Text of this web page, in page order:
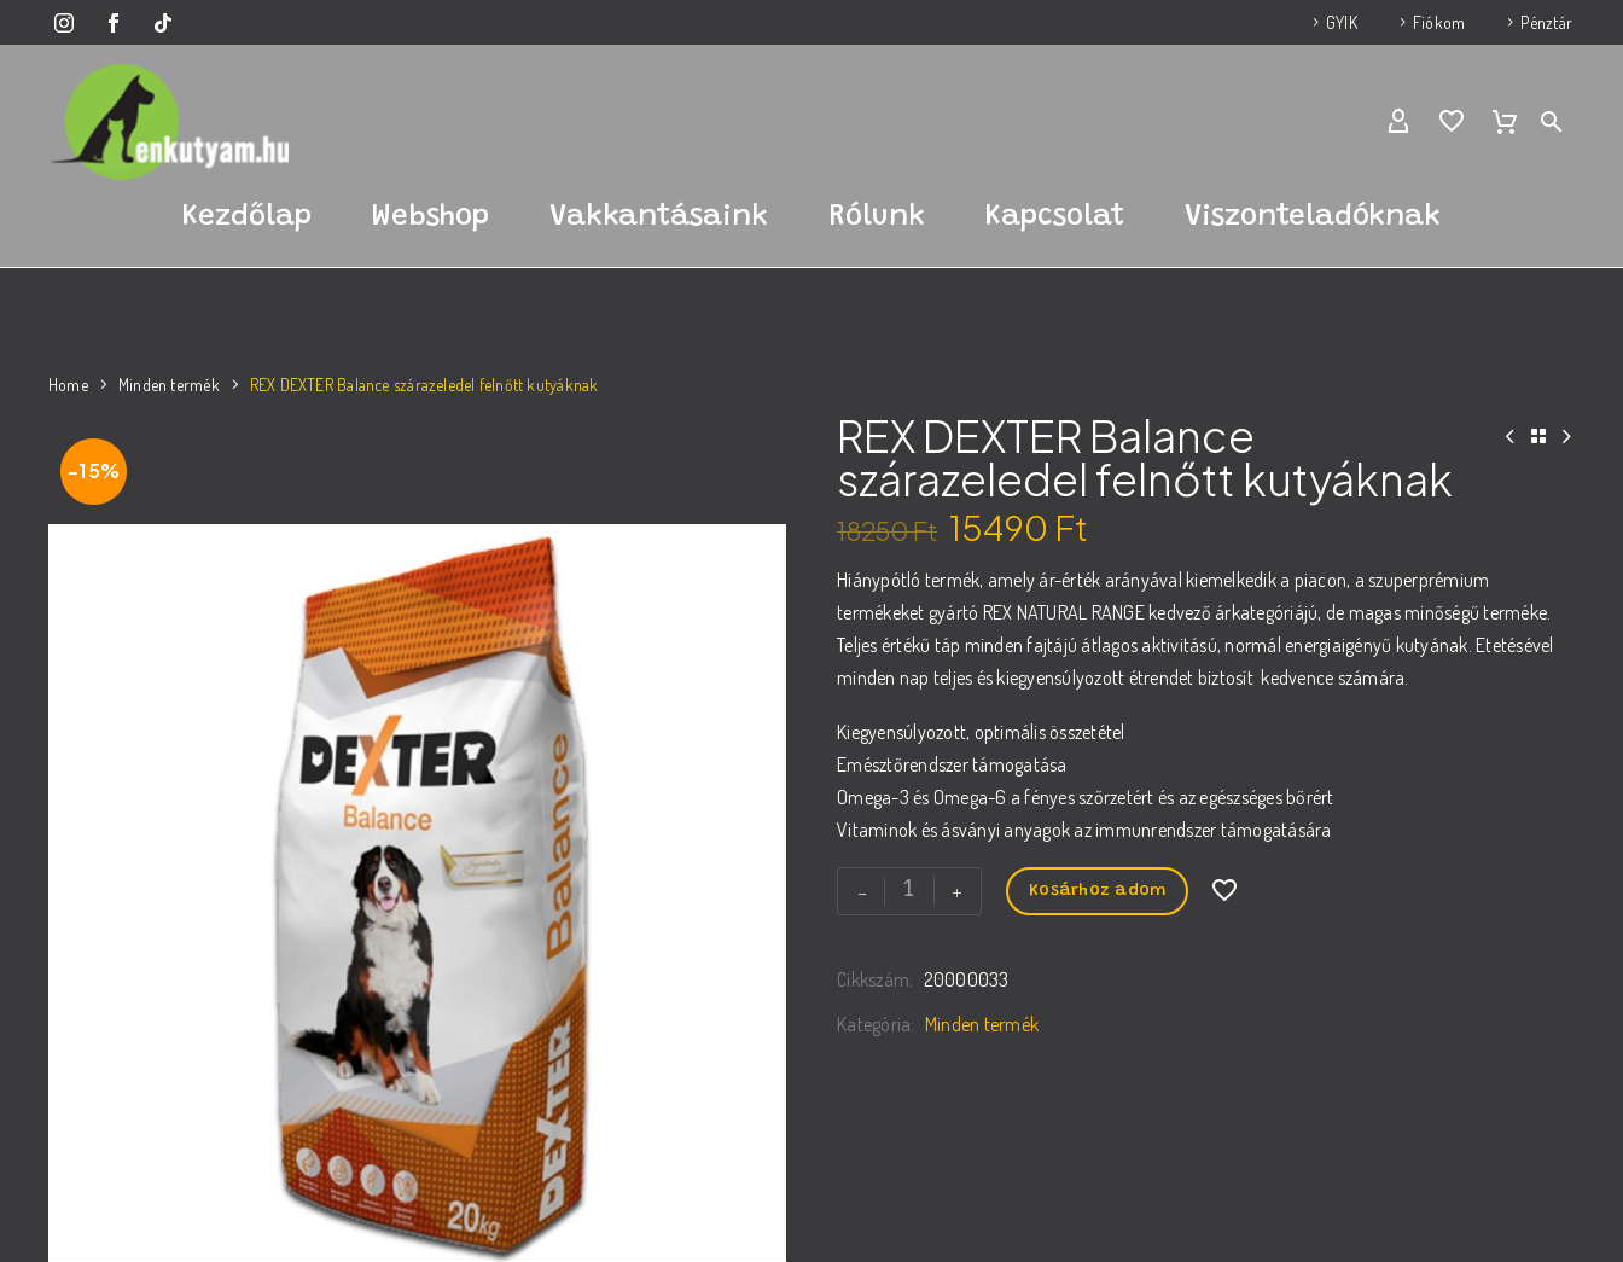
GYIK Fiókom Pénztár
Kezdőlap Webshop Vakkantásaink Rólunk Kapcsolat Viszonteladóknak
Home Minden termék REX DEXTER Balance szárazeledel felnőtt kutyáknak
-15%
REX DEXTER Balance
szárazeledel felnőtt kutyáknak
18250Ft
price
was:
18250 Ft.
15490 Ft
price
is:
15490 Ft.
Hiánypótló termék, amely ár-érték arányával kiemelkedik a piacon, a szuperprémium
termékeket gyártó REX NATURAL RANGE kedvező árkategóriájú, de magas minőségű terméke.
Teljes értékű táp minden fajtájú átlagos aktivitású, normál energiaigényű kutyának. Etetésével
minden nap teljes és kiegyensúlyozott étrendet biztosít kedvence számára.
Kiegyensúlyozott, optimális összetétel
Emésztőrendszer támogatása
Omega-3 és Omega-6 a fényes szőrzetért és az egészséges bőrért
Vitaminok és ásványi anyagok az immunrendszer támogatására
-
DEXTER
szárazeledel
felnőtt
+ Kosárhoz adom
Cikkszám: 20000033
Kategória: Minden termék